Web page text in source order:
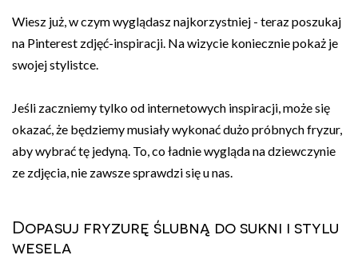
Wiesz już, w czym wyglądasz najkorzystniej - teraz poszukaj
na Pinterest zdjęć-inspiracji. Na wizycie koniecznie pokaż je
swojej stylistce.
Jeśli zaczniemy tylko od internetowych inspiracji, może się
okazać, że będziemy musiały wykonać dużo próbnych fryzur,
aby wybrać tę jedyną. To, co ładnie wygląda na dziewczynie
ze zdjęcia, nie zawsze sprawdzi się u nas.
Dopasuj fryzurę ślubną do sukni i stylu
wesela